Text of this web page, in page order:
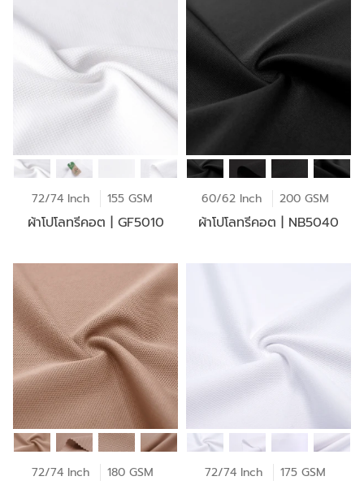
72/74 Inch 155 GSM
ผ้าโปโลทรีคอต | GF5010
60/62 Inch 200 GSM
ผ้าโปโลทรีคอต | NB5040
72/74 Inch 180 GSM 72/74 Inch 175 GSM